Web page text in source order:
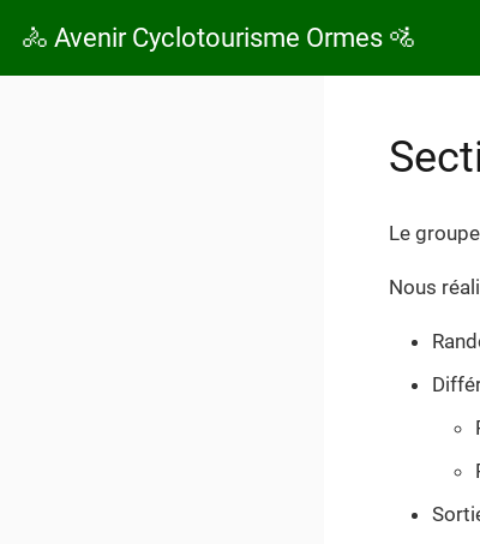
🚴 Avenir Cyclotourisme Ormes 🚵
Le
Nous